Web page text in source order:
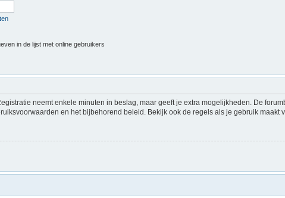
in de lijst met online gebruikers
neemt enkele minuten in beslag, maar geeft je extra mogelijkheden. De
en het bijbehorend beleid. Bekijk ook de regels als je gebruik maakt